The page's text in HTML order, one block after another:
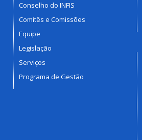
Conselho do INFIS
Comitês e Comissões
Equipe
Legislação
Serviços
Programa de Gestão